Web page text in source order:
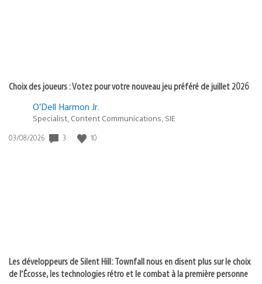
Choix des joueurs : Votez pour votre nouveau jeu préféré de juillet 2026
O’Dell Harmon Jr.
Specialist, Content Communications, SIE
Date
03/08/2026 3 10
Les développeurs de Silent Hill: Townfall nous en disent plus sur le choix
de l’Écosse, les technologies rétro et le combat à la première personne